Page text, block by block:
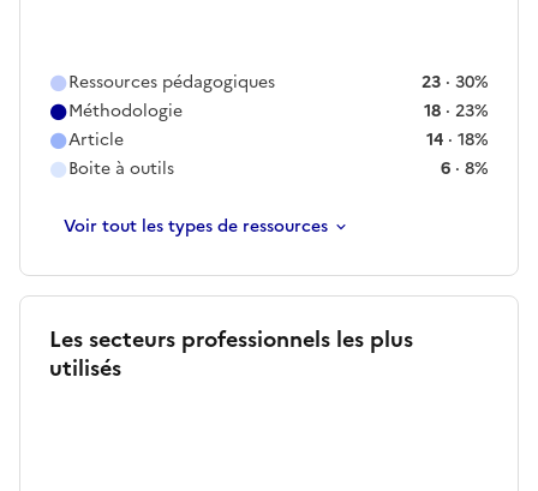
Ressources pédagogiques 23 · 30%
Méthodologie
18 · 23%
Article
14 · 18%
Boite à outils
6 · 8%
Voirtout lestypes de ressources
Les secteurs professionnels les plus
utilisés